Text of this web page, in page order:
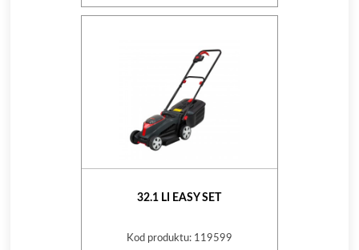
32.1 LI EASY SET
Kod produktu: 119599